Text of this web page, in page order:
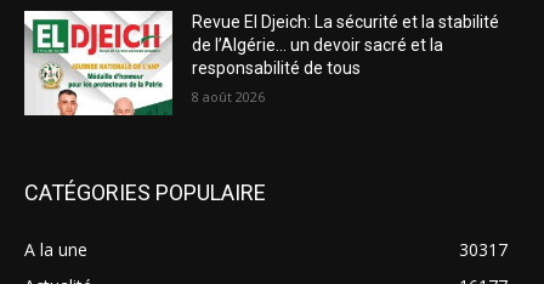
Revue El Djeich: La sécurité et la stabilité
de l’Algérie… un devoir sacré et la
responsabilité de tous
8 août 2026
CATÉGORIES POPULAIRE
A la une
30317